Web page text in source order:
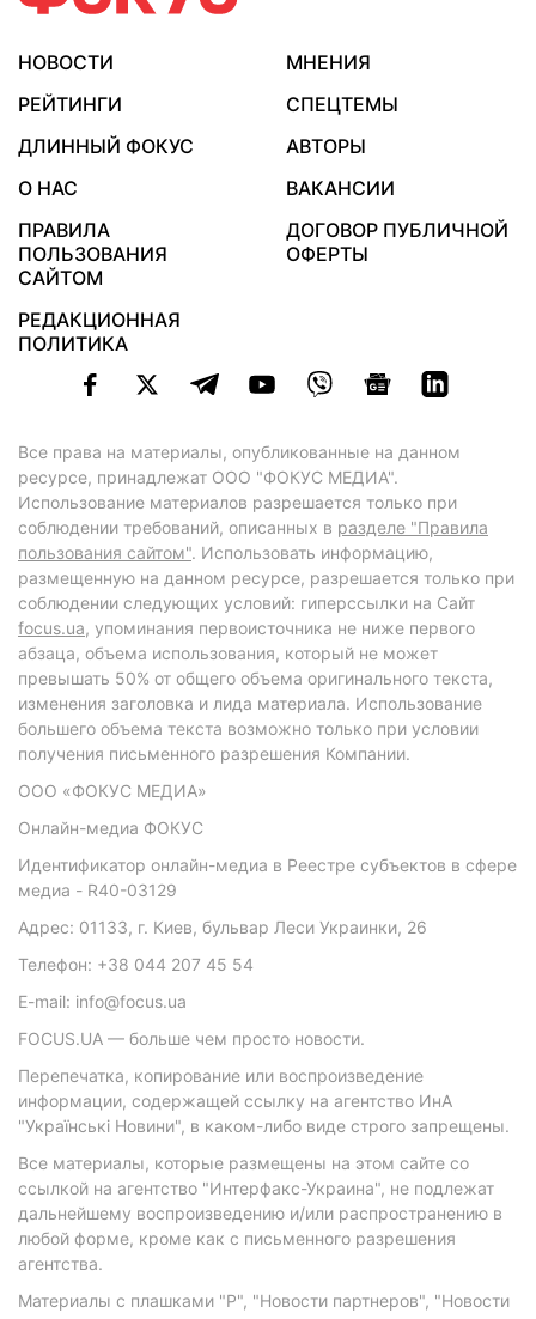
НОВОСТИ
МНЕНИЯ
РЕЙТИНГИ
СПЕЦТЕМЫ
ДЛИННЫЙ ФОКУС
АВТОРЫ
О НАС
ВАКАНСИИ
ПРАВИЛА
ПОЛЬЗОВАНИЯ
САЙТОМ
ДОГОВОР ПУБЛИЧНОЙ
ОФЕРТЫ
РЕДАКЦИОННАЯ
ПОЛИТИКА
Все права на материалы, опубликованные на данном
ресурсе, принадлежат ООО "ФОКУС МЕДИА".
Использование материалов разрешается только при
соблюдении требований, описанных в разделе "Правила
пользования сайтом". Использовать информацию,
размещенную на данном ресурсе, разрешается только при
соблюдении следующих условий: гиперссылки на Сайт
focus.ua, упоминания первоисточника не ниже первого
абзаца, объема использования, который не может
превышать 50% от общего объема оригинального текста,
изменения заголовка и лида материала. Использование
большего объема текста возможно только при условии
получения письменного разрешения Компании.
ООО «ФОКУС МЕДИА»
Онлайн-медиа ФОКУС
Идентификатор онлайн-медиа в Реестре субъектов в сфере
медиа - R40-03129
Адрес: 01133, г. Киев, бульвар Леси Украинки, 26
Телефон: +38 044 207 45 54
E-mail: info@focus.ua
FOCUS.UA — больше чем просто новости.
Перепечатка, копирование или воспроизведение
информации, содержащей ссылку на агентство ИнА
"Українські Новини", в каком-либо виде строго запрещены.
Все материалы, которые размещены на этом сайте со
ссылкой на агентство "Интерфакс-Украина", не подлежат
дальнейшему воспроизведению и/или распространению в
любой форме, кроме как с письменного разрешения
агентства.
Материалы с плашками "Р", "Новости партнеров", "Новости